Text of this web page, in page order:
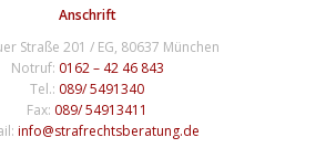
Anschrift
Straße 201 / EG, 80637 München
Notruf: 0162 – 42 46 843
Tel.: 089/ 5491340
Fax: 089/ 54913411
info@strafrechtsberatung.de